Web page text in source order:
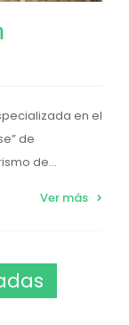
en el
de
de...
Ver más